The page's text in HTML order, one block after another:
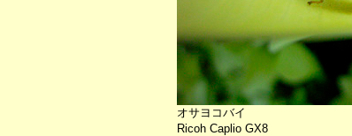
オサヨコバイ
Ricoh Caplio GX8